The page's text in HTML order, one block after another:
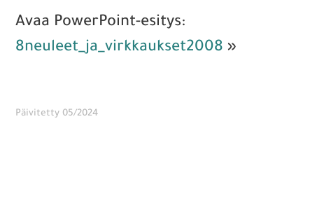
Avaa PowerPoint-esitys:
8neuleet_ja_virkkaukset2008 »
Päivitetty 05/2024